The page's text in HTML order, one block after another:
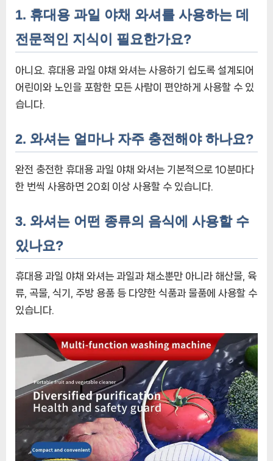
1. 휴대용 과일 야채 와셔를 사용하는 데
전문적인 지식이 필요한가요?
아니요. 휴대용 과일 야채 와셔는 사용하기 쉽도록 설계되어
어린이와 노인을 포함한 모든 사람이 편안하게 사용할 수 있
습니다.
2. 와셔는 얼마나 자주 충전해야 하나요?
완전 충전한 휴대용 과일 야채 와셔는 기본적으로 10분마다
한 번씩 사용하면 20회 이상 사용할 수 있습니다.
3. 와셔는 어떤 종류의 음식에 사용할 수
있나요?
휴대용 과일 야채 와셔는 과일과 채소뿐만 아니라 해산물, 육
류, 곡물, 식기, 주방 용품 등 다양한 식품과 물품에 사용할 수
있습니다.